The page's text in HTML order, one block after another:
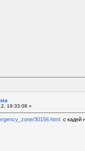
19:33:08 »
30156.html с кадей